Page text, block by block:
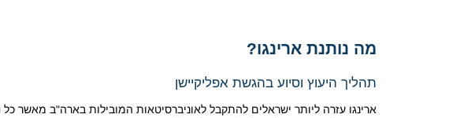
מה נותנת ארינגו?
תהליך היעוץ וסיוע בהגשת אפליקיישן
ארינגו עזרה ליותר ישראלים להתקבל לאוניברסיטאות המובילות בארה"ב מאשר